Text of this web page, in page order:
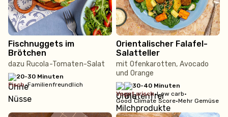
Fischnuggets im
Brötchen
dazu Rucola-Tomaten-Salat
20-30 Minuten
fisch•Familienfreundlich
Orientalischer Falafel-
Salatteller
mit Ofenkarotten, Avocado
und Orange
30-40 Minuten
vegetarisch•Low carb•
Good Climate Score•Mehr Gemüse